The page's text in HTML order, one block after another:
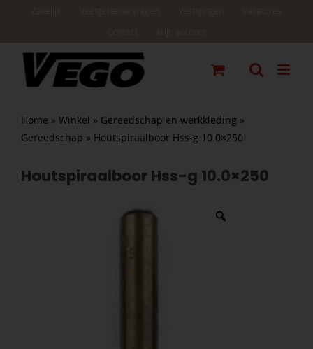
Home » Winkel » Gereedschap en werkkleding »
Gereedschap » Houtspiraalboor Hss-g 10.0×250
Houtspiraalboor Hss-g 10.0×250